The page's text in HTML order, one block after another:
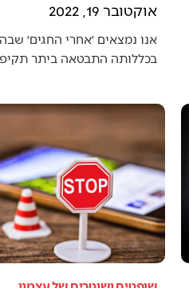
אוקטובר 19, 2022
אנו נמצאים ׳אחרי החגים׳
בכללותה התבטאה ביתר